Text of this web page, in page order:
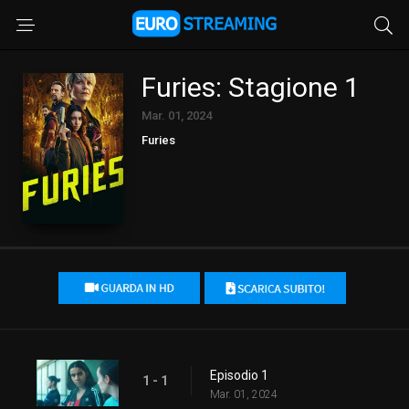
Furies: Stagione 1
Mar. 01, 2024
Furies
1 - 1 Episodio 1
Mar. 01, 2024